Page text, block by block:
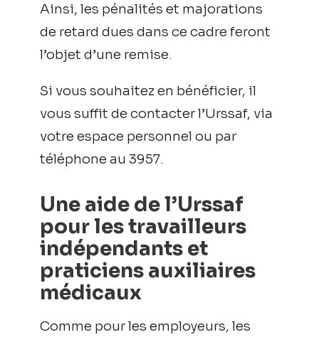
Ainsi, les pénalités et majorations
de retard dues dans ce cadre feront
l’objet d’une remise.
Si vous souhaitez en bénéficier, il
vous suffit de contacter l’Urssaf, via
votre espace personnel ou par
téléphone au 3957.
Une aide de l’Urssaf
pour les travailleurs
indépendants et
praticiens auxiliaires
médicaux
Comme pour les employeurs, les